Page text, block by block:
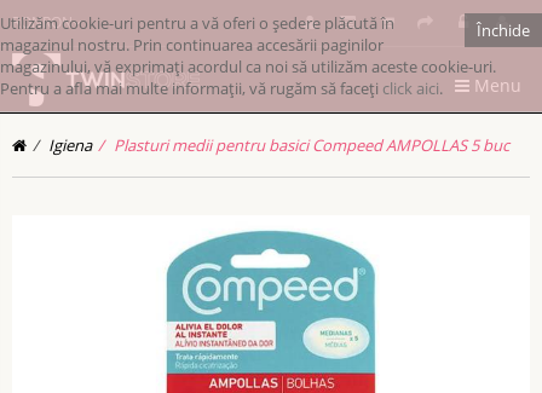
RONRON
Menu
Igiena Plasturi medii pentru basici Compeed AMPOLLAS 5 buc
Închide
Utilizăm cookie-uri pentru a vă oferi o ședere plăcută în
magazinul nostru. Prin continuarea accesării paginilor
magazinului, vă exprimați acordul ca noi să utilizăm aceste cookie-uri.
Pentru a afla mai multe informații, vă rugăm să faceți click aici.